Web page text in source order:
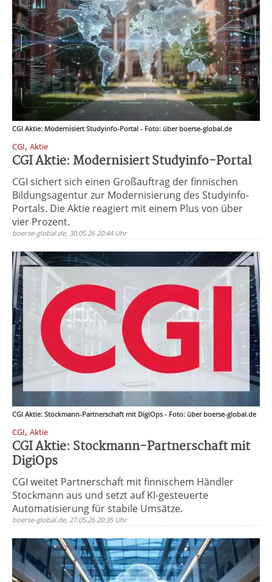
CGI Aktie: Modernisiert Studyinfo-Portal - Foto: über boerse-global.de
CGI, Aktie
CGI Aktie: Modernisiert Studyinfo-Portal
CGI sichert sich einen Großauftrag der finnischen
Bildungsagentur zur Modernisierung des Studyinfo-
Portals. Die Aktie reagiert mit einem Plus von über
vier Prozent.
boerse-global.de, 30.05.26 20:44 Uhr
CGI Aktie: Stockmann-Partnerschaft mit DigiOps - Foto: über boerse-global.de
CGI, Aktie
CGI Aktie: Stockmann-Partnerschaft mit
DigiOps
CGI weitet Partnerschaft mit finnischem Händler
Stockmann aus und setzt auf KI-gesteuerte
Automatisierung für stabile Umsätze.
boerse-global.de, 27.05.26 20:35 Uhr